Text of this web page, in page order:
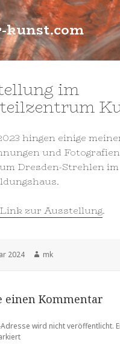
kunst.com
im
hingen einige
und
Dresden-Strehlen im
Link zur Ausstellung.
2024 Autor
mk
einen Kommentar
Adresse wird nicht veröffentlicht.